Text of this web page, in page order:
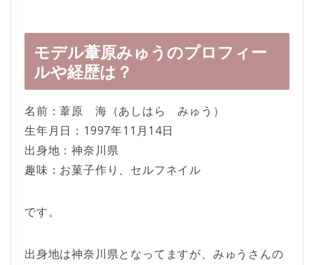
モデル葦原みゅうのプロフィー
ルや経歴は？
名前：葦原 海（あしはら みゅう）
生年月日：1997年11月14日
出身地：神奈川県
趣味：お菓子作り、セルフネイル
です。
出身地は神奈川県となってますが、みゅうさんの